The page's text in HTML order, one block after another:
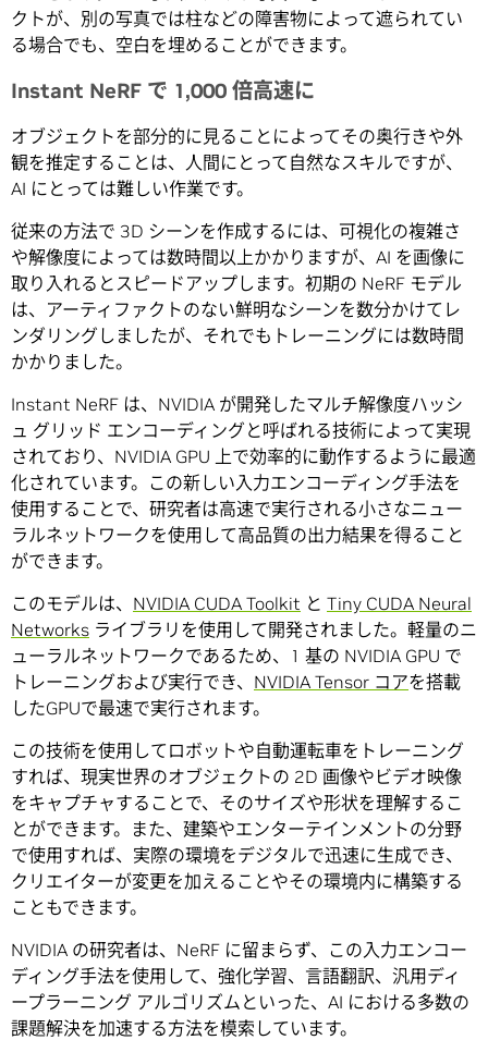
クトが、別の写真では柱などの障害物によって遮られてい
る場合でも、空白を埋めることができます。
Instant NeRF で 1,000 倍高速に
オブジェクトを部分的に見ることによってその奥行きや外
観を推定することは、人間にとって自然なスキルですが、
AI にとっては難しい作業です。
従来の方法で 3D シーンを作成するには、可視化の複雑さ
や解像度によっては数時間以上かかりますが、AI を画像に
取り入れるとスピードアップします。初期の NeRF モデル
は、アーティファクトのない鮮明なシーンを数分かけてレ
ンダリングしましたが、それでもトレーニングには数時間
かかりました。
Instant NeRF は、NVIDIA が開発したマルチ解像度ハッシ
ュ グリッド エンコーディングと呼ばれる技術によって実現
されており、NVIDIA GPU 上で効率的に動作するように最適
化されています。この新しい入力エンコーディング手法を
使用することで、研究者は高速で実行される小さなニュー
ラルネットワークを使用して高品質の出力結果を得ること
ができます。
このモデルは、 NVIDIA CUDA Toolkit と Tiny CUDA Neural
Networks ライブラリを使用して開発されました。軽量のニ
ューラルネットワークであるため、1 基の NVIDIA GPU で
トレーニングおよび実行でき、 NVIDIA Tensor コアを搭載
したGPUで最速で実行されます。
この技術を使用してロボットや自動運転車をトレーニング
すれば、現実世界のオブジェクトの 2D 画像やビデオ映像
をキャプチャすることで、そのサイズや形状を理解するこ
とができます。また、建築やエンターテインメントの分野
で使用すれば、実際の環境をデジタルで迅速に生成でき、
クリエイターが変更を加えることやその環境内に構築する
こともできます。
NVIDIA の研究者は、NeRF に留まらず、この入力エンコー
ディング手法を使用して、強化学習、言語翻訳、汎用ディ
ープラーニング アルゴリズムといった、AI における多数の
課題解決を加速する方法を模索しています。